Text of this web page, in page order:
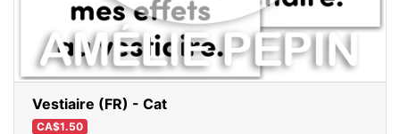
Vestiaire (FR) - Cat
CA$1.50